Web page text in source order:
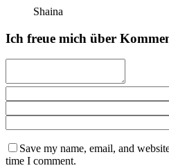
Shaina
Ich freue mich über
Save my name, email, and
time I comment.